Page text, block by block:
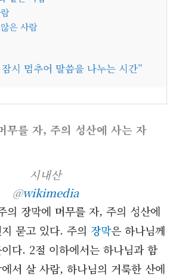
은 사람
시 멈추어 말씀을 나누는 시간”
무를 자, 주의 성산에 사는 자
시내산
@wikimedia
의 장막에 머무를 자, 주의 성산에
묻고 있다. 주의 장막은 하나님께
다. 2절 이하에서는 하나님과 함
서 살 사람, 하나님의 거룩한 산에